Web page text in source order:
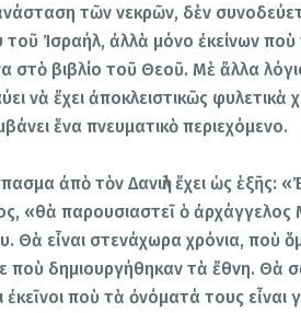
τῶν νεκρῶν, δὲν
τοῦ Ἰσραήλ, ἀλλὰ μόνο ἐκείνων ποὺ
στὸ βιβλίο τοῦ Θεοῦ. Μὲ ἄλλα
νὰ ἔχει ἀποκλειστικῶς φυλετικὰ
ἕνα πνευματικὸ περιεχόμενο.
ἀπὸ τὸν Δανιὴλ ἔχει ὡς ἑξῆς:
«θὰ παρουσιαστεῖ ὁ
Θὰ εἶναι στενάχωρα χρόνια, ποὺ
ποὺ δημιουργήθηκαν τὰ ἔθνη. Θὰ
ἐκεῖνοι ποὺ τὰ ὀνόματά τους εἶναι